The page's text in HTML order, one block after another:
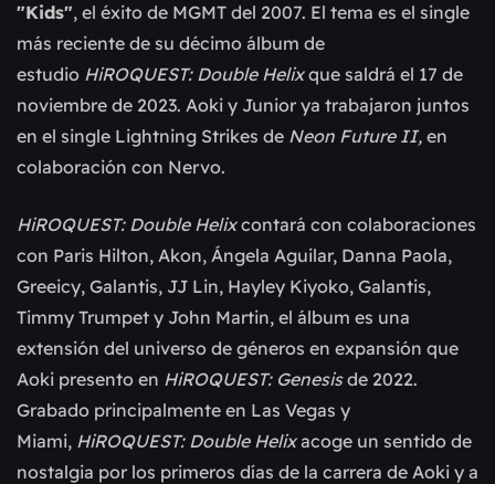
"Kids", el éxito de MGMT del 2007. El tema es el single
más reciente de su décimo álbum de
estudio HiROQUEST: Double Helixque saldrá el 17 de
noviembre de 2023. Aoki y Junior ya trabajaron juntos
en el single Lightning Strikes de Neon Future II, en
colaboración con Nervo.
HiROQUEST: Double Helixcontará con colaboraciones
con Paris Hilton, Akon, Ángela Aguilar, Danna Paola,
Greeicy, Galantis, JJ Lin, Hayley Kiyoko, Galantis,
Timmy Trumpet y John Martin, el álbum es una
extensión del universo de géneros en expansión que
Aoki presento en HiROQUEST: Genesisde 2022.
Grabado principalmente en Las Vegas y
Miami, HiROQUEST: Double Helixacoge un sentido de
nostalgia por los primeros días de la carrera de Aoki y a